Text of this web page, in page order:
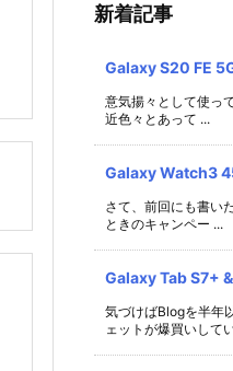
新着記事
Galaxy S20 FE
意気揚々として使っ
近色々とあって ...
Galaxy Watch3
さて、前回にも書い
ときのキャンペー ...
Galaxy Tab S7+
気づけばBlogを半年
ェットが爆買いして